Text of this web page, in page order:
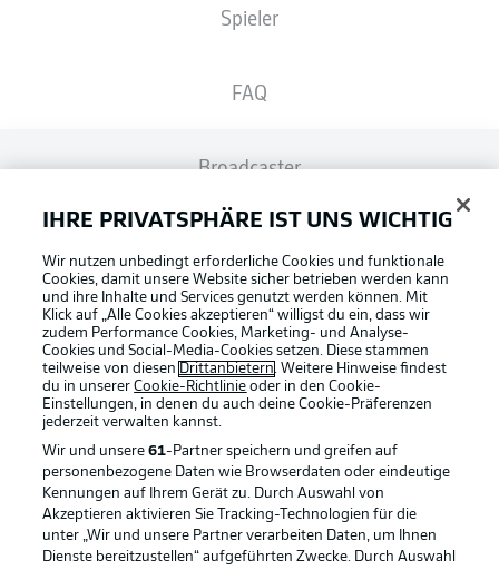
Spieler
FAQ
Broadcaster
Fantasy Manager
#BundesligaWIRKT
Common Ground
Mitfahrportal
Football as it's meant to be
IHRE PRIVATSPHÄRE IST UNS WICHTIG
Wir nutzen unbedingt erforderliche Cookies und funktionale
Cookies, damit unsere Website sicher betrieben werden kann
und ihre Inhalte und Services genutzt werden können. Mit
Klick auf „Alle Cookies akzeptieren“ willigst du ein, dass wir
zudem Performance Cookies, Marketing- und Analyse-
Cookies und Social-Media-Cookies setzen. Diese stammen
teilweise von diesen Drittanbietern. Weitere Hinweise findest
du in unsererCookie-Richtlinie oder in den Cookie-
Einstellungen, in denen du auch deine Cookie-Präferenzen
jederzeit verwalten kannst.
Wir und unsere61-Partner speichern und greifen auf
personenbezogene Daten wie Browserdaten oder eindeutige
Kennungen auf Ihrem Gerät zu. Durch Auswahl von
Akzeptieren aktivieren Sie Tracking-Technologien für die
unter „Wir und unsere Partner verarbeiten Daten, um Ihnen
Dienste bereitzustellen“ aufgeführten Zwecke. Durch Auswahl